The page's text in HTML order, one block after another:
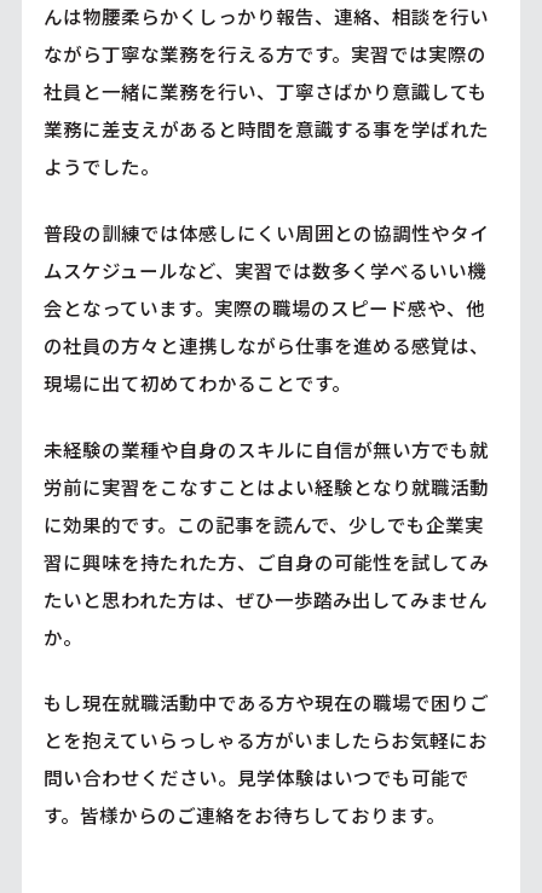
んは物腰柔らかくしっかり報告、連絡、相談を行い
ながら丁寧な業務を行える方です。実習では実際の
社員と一緒に業務を行い、丁寧さばかり意識しても
業務に差支えがあると時間を意識する事を学ばれた
ようでした。
普段の訓練では体感しにくい周囲との協調性やタイ
ムスケジュールなど、実習では数多く学べるいい機
会となっています。実際の職場のスピード感や、他
の社員の方々と連携しながら仕事を進める感覚は、
現場に出て初めてわかることです。
未経験の業種や自身のスキルに自信が無い方でも就
労前に実習をこなすことはよい経験となり就職活動
に効果的です。この記事を読んで、少しでも企業実
習に興味を持たれた方、ご自身の可能性を試してみ
たいと思われた方は、ぜひ一歩踏み出してみません
か。
もし現在就職活動中である方や現在の職場で困りご
とを抱えていらっしゃる方がいましたらお気軽にお
問い合わせください。見学体験はいつでも可能で
す。皆様からのご連絡をお待ちしております。